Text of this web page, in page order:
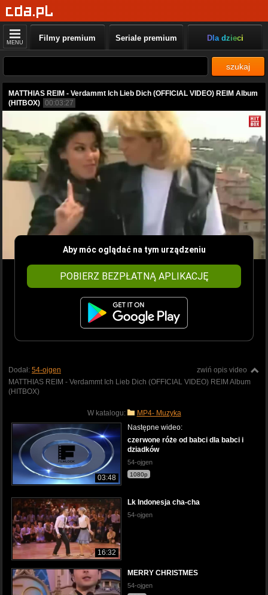
MENU Filmy premium Seriale premium Dla dzieci
szukaj
MATTHIAS REIM - Verdammt Ich Lieb Dich (OFFICIAL VIDEO) REIM Album
(HITBOX) 00:03:27
Aby móc oglądać na tym urządzeniu
POBIERZ BEZPŁATNĄ APLIKACJĘ
zwiń opis video
Dodał: 54-ojgen
MATTHIAS REIM - Verdammt Ich Lieb Dich (OFFICIAL VIDEO) REIM Album
(HITBOX)
W katalogu: MP4- Muzyka
03:48
Następne wideo:
czerwone róże od babci dla babci i
dziadków
54-ojgen
1080p
16:32
Lk Indonesja cha-cha
54-ojgen
MERRY CHRISTMES
54-ojgen